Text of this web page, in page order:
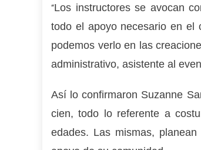
“Los instructores se avocan
todo el apoyo necesario en el
podemos verlo en las
administrativo, asistente al
Así lo confirmaron Suzanne
cien, todo lo referente a
edades. Las mismas,